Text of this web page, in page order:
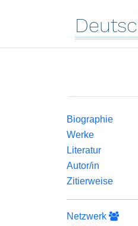
Biographie
Werke
Literatur
Autor/in
Zitierweise
Netzwerk